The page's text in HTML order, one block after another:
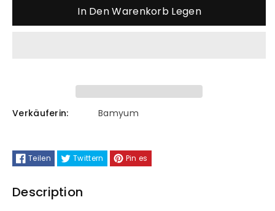
Tischlampe
Dekorativ
die
Pilz-
Tischlampe
Dekorativ
In Den Warenkorb Legen
Verkäuferin: Bamyum
Teilen Twittern Pin es
Description